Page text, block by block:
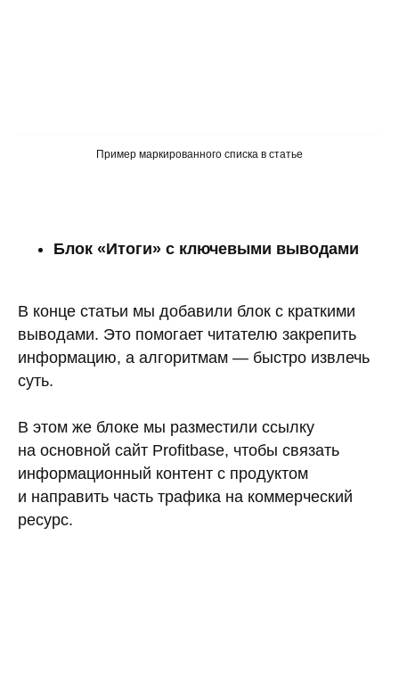
Пример маркированного списка в статье
Блок «Итоги» с ключевыми выводами
В конце статьи мы добавили блок с краткими
выводами. Это помогает читателю закрепить
информацию, а алгоритмам — быстро извлечь
суть.
В этом же блоке мы разместили ссылку
на основной сайт Profitbase, чтобы связать
информационный контент с продуктом
и направить часть трафика на коммерческий
ресурс.